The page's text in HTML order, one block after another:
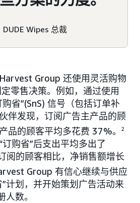
DUDE Wipes 总裁
Group 还使用灵活购物
零售决策。例如，通过使用
省”(SnS) 信号（包括订单补
伴发现，订阅广告主产品的顾
品的顾客平均多花费 37%。
2
购省”后支出平均多出了
阅的顾客相比，净销售额增长
Group 有信心继续与供应
计划，并开始策划广告活动来
人数。